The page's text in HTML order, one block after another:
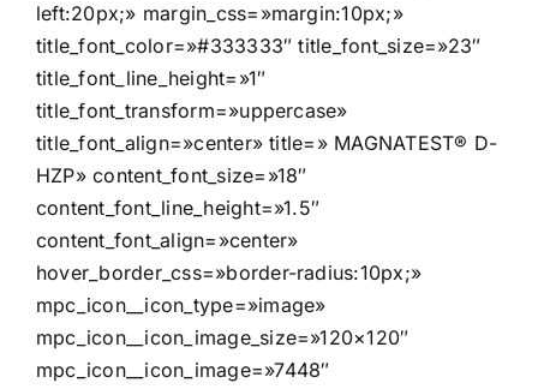
left:20px;» margin_css=»margin:10px;»
title_font_color=»#333333″ title_font_size=»23″
title_font_line_height=»1″
title_font_transform=»uppercase»
title_font_align=»center» title=» MAGNATEST® D-
HZP» content_font_size=»18″
content_font_line_height=»1.5″
content_font_align=»center»
hover_border_css=»border-radius:10px;»
mpc_icon__icon_type=»image»
mpc_icon__icon_image_size=»120×120″
mpc_icon__icon_image=»7448″